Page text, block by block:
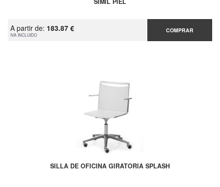
A partir de: 183.87 €
IVA INCLUIDO
COMPRAR
SILLA DE OFICINA GIRATORIA SPLASH